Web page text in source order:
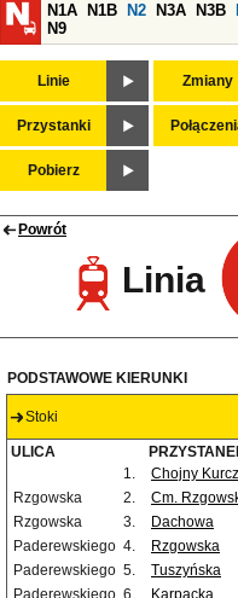
N1A
N1B N2 N3A N3B
N9
Linie Zmiany
Przystanki
Pobierz
Powrót
Linia
PODSTAWOWE KIERUNKI
Stoki
ULICA
1.
Chojny
Rzgowska
2. Cm.
Rzgowska
3. Dachowa
Paderewskiego 4. Rzgowska
Paderewskiego 5. Tuszyńska
Paderewskiego 6. Karpacka